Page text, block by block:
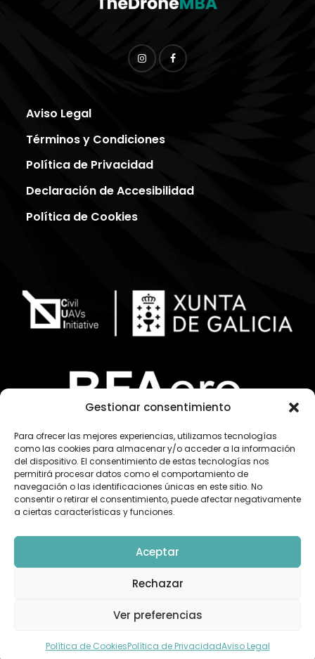
Gestionar consentimiento
Para ofrecer las mejores experiencias, utilizamos tecnologías
como las cookies para almacenar y/o acceder a la información
del dispositivo. El consentimiento de estas tecnologías nos
permitirá procesar datos como el comportamiento de
navegación o las identificaciones únicas en este sitio. No
consentir o retirar el consentimiento, puede afectar negativamente
a ciertas características y funciones.
Aceptar
Rechazar
Ver preferencias
Política de CookiesPolítica de PrivacidadAviso Legal
Aviso Legal
Términos y Condiciones
Política de Privacidad
Declaración de Accesibilidad
Política de Cookies
«Financiado por la Unión Europea – NextGenerationEU. Sin
únicamente los del autor o autores y no reflejan
necesariamente los de la Unión Europea o la Comisión
ser consideradas responsables de las mismas»
© 2026 TheDroneMBA – Desarrollado por